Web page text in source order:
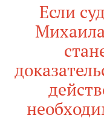
Если